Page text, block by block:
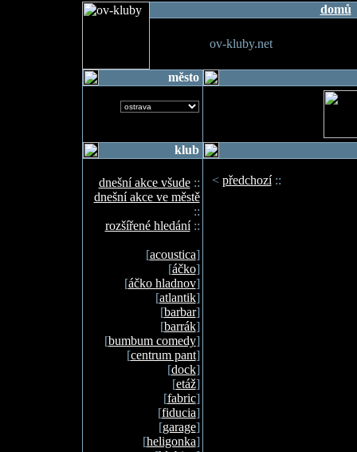
domů
ov-kluby.net
město
klub
dnešní akce všude::
dnešní akce ve městě
::
rozšířené hledání::
[acoustica]
[áčko]
[áčko hladnov]
[atlantik]
[barbar]
[barrák]
[bumbum comedy]
[centrum pant]
[dock]
[etáž]
[fabric]
[fiducia]
[garage]
[heligonka]
< předchozí::